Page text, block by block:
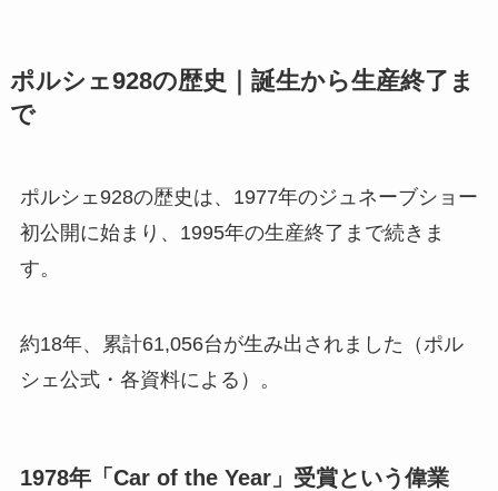
ポルシェ928の歴史｜誕生から生産終了ま
で
ポルシェ928の歴史は、1977年のジュネーブショー
初公開に始まり、1995年の生産終了まで続きま
す。
約18年、累計61,056台が生み出されました（ポル
シェ公式・各資料による）。
1978年「Car of the Year」受賞という偉業